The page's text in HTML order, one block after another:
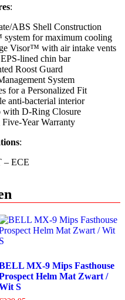
:
ABS Shell Construction
for maximum cooling
Visor™ with air intake vents
lined chin bar
Roost Guard
System
for a Personalized Fit
anti-bacterial interior
with D-Ring Closure
Year Warranty
:
– ECE
MX-9 Mips Fasthouse
Helm Mat Zwart /
S